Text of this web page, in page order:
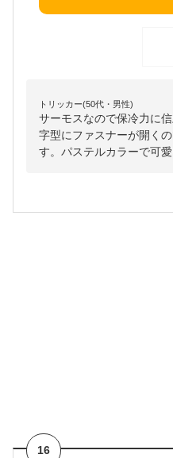
トリッカー(50代・男性)
サーモスなので保冷力に
字型にファスナーが開く
す。パステルカラーで可愛
16